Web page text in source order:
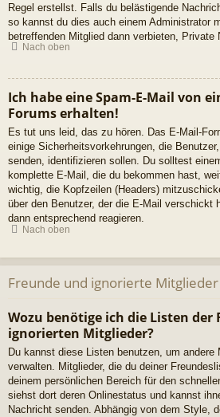
Regel erstellst. Falls du belästigende
so kannst du dies auch einem Administrator
betreffenden Mitglied dann verbieten, Private
Nach oben
Ich habe eine Spam-E-Mail von
Forums erhalten!
Es tut uns leid, das zu hören. Das E-Mail-
einige Sicherheitsvorkehrungen, die
senden, identifizieren sollen. Du solltest
komplette E-Mail, die du bekommen hast,
wichtig, die Kopfzeilen (Headers)
über den Benutzer, der die E-Mail verschickt
dann entsprechend reagieren.
Nach oben
Freunde und ignorierte Mitglieder
Wozu benötige ich die Listen der
ignorierten Mitglieder?
Du kannst diese Listen benutzen, um andere
verwalten. Mitglieder, die du deiner
deinem persönlichen Bereich für den
siehst dort deren Onlinestatus und kannst
Nachricht senden. Abhängig von dem Style,